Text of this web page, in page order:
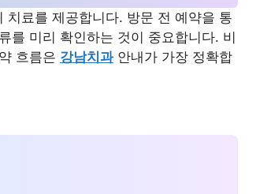
료를 제공합니다. 방문 전 예약을 통
를 미리 확인하는 것이 중요합니다. 비
흐름은 강남치과안내가 가장 정확합